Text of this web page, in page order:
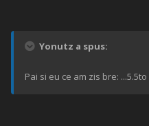
Yonutz a spus:
Pai si eu ce am zis bre: